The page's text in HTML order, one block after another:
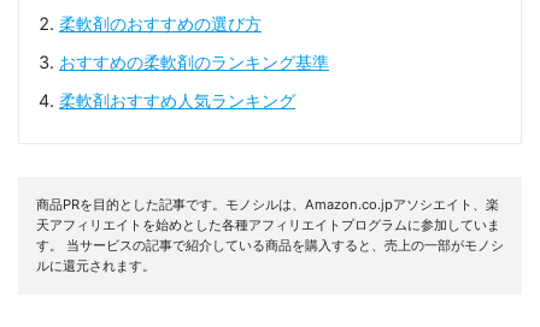
柔軟剤のおすすめの選び方
おすすめの柔軟剤のランキング基準
柔軟剤おすすめ人気ランキング
商品PRを目的とした記事です。モノシルは、Amazon.co.jpアソシエイト、楽
天アフィリエイトを始めとした各種アフィリエイトプログラムに参加していま
す。 当サービスの記事で紹介している商品を購入すると、売上の一部がモノシ
ルに還元されます。